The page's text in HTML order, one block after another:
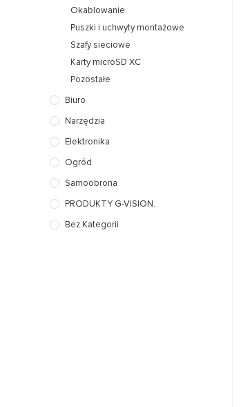
Okablowanie
Puszki i uchwyty montażowe
Szafy sieciowe
Karty microSD XC
Pozostałe
Biuro
Narzędzia
Elektronika
Ogród
Samoobrona
PRODUKTY G-VISION.
Bez Kategorii